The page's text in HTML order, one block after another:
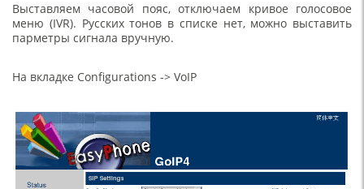
Выставляем часовой пояс, отключаем кривое голосовое
меню (IVR). Русских тонов в списке нет, можно выставить
парметры сигнала вручную.
На вкладке Configurations -> VoIP